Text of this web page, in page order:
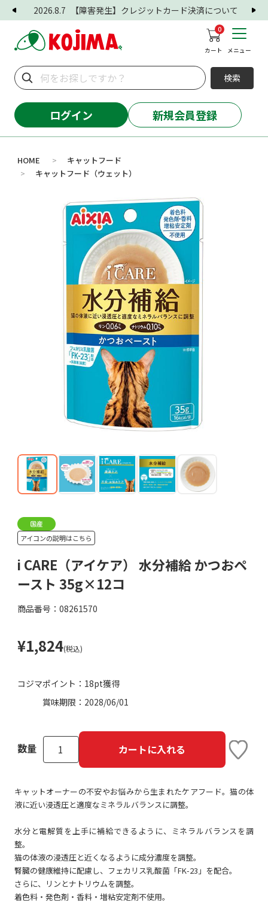
2026.8.7 【障害発生】クレジットカード決済について
0
カート メニュー
検索
ログイン 新規会員登録
HOME > キャットフード
> キャットフード（ウェット）
アイコンの説明はこちら
i CARE（アイケア） 水分補給 かつおペ
ースト 35g×12コ
商品番号：08261570
¥1,824(税込)
コジマポイント： 18pt獲得
賞味期限： 2028/06/01
数量 カートに入れる
キャットオーナーの不安やお悩みから生まれたケアフード。猫の体
液に近い浸透圧と適度なミネラルバランスに調整。
水分と電解質を上手に補給できるように、ミネラルバランスを調
整。
猫の体液の浸透圧と近くなるように成分濃度を調整。
腎臓の健康維持に配慮し、フェカリス乳酸菌「FK-23」を配合。
さらに、リンとナトリウムを調整。
着色料・発色剤・香料・増粘安定剤不使用。